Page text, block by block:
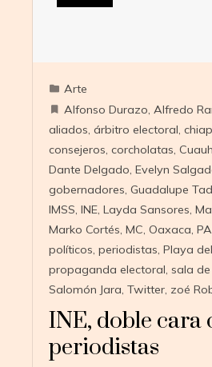
Arte
Alfonso Durazo, Alfredo
aliados, árbitro electoral,
consejeros, corcholatas,
Dante Delgado, Evelyn
gobernadores, Guadalupe
IMSS, INE, Layda Sansores,
Marko Cortés, MC, Oaxaca,
políticos, periodistas, Playa
propaganda electoral, sala
Salomón Jara, Twitter, zoé
INE, doble cara
periodistas